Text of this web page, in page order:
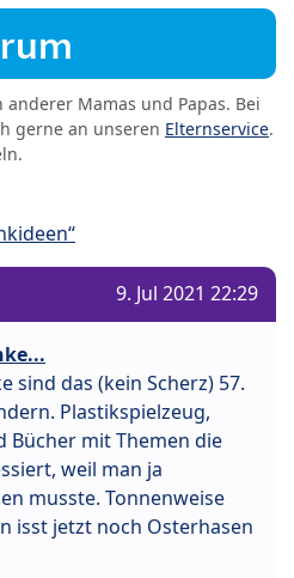
Mamas und Papas. Bei
gerne an unseren Elternservice.
9. Jul 2021 22:29
sind das (kein Scherz) 57.
Plastikspielzeug,
Bücher mit Themen die
weil man ja
musste. Tonnenweise
isst jetzt noch Osterhasen